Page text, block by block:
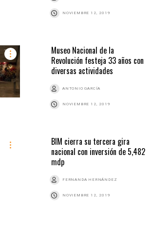
NOVIEMBRE 12, 2019
Museo Nacional de la
Revolución festeja 33 años con
diversas actividades
ANTONIO GARCÍA
NOVIEMBRE 12, 2019
BIM cierra su tercera gira
nacional con inversión de 5,482
mdp
FERNANDA HERNÁNDEZ
NOVIEMBRE 12, 2019